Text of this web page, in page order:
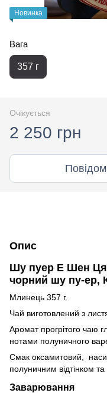
Новинка
Вага
357 г
Очікується
2 250 грн
Опис
Шу пуер Е Шен
чорний шу пу-ер,
Млинець 357 г.
Чай виготовлений з
Аромат прогрітого чаю
нотами полуничного
Смак оксамитовий,
полуничним відтінком
Заварювання